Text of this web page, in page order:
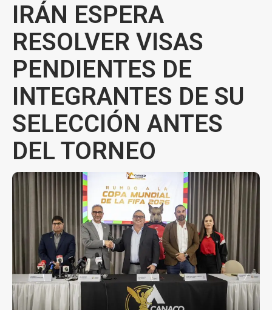
IRÁN ESPERA
RESOLVER VISAS
PENDIENTES DE
INTEGRANTES DE SU
SELECCIÓN ANTES
DEL TORNEO